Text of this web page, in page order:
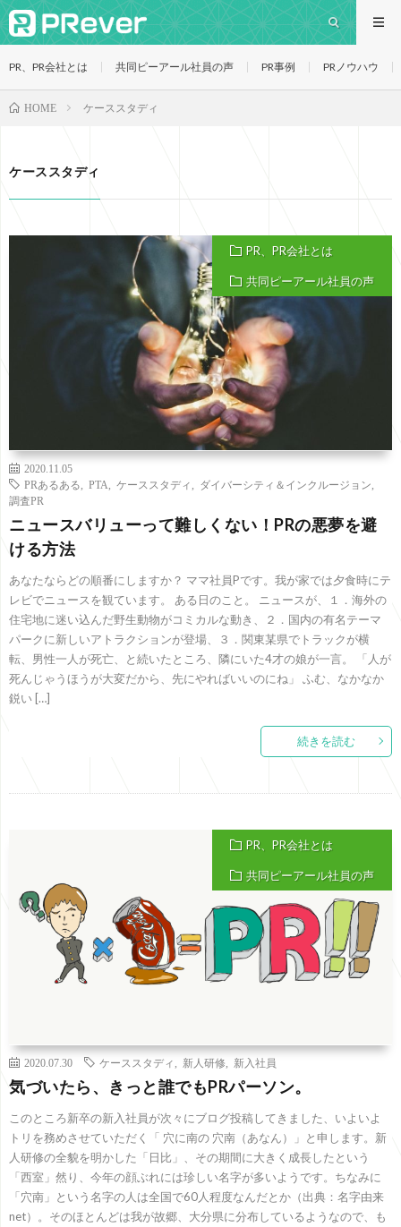
PR、PR会社とは 共同ピーアール社員の声 PR事例 PRノウハウ
HOME ケーススタディ
ケーススタディ
PR、PR会社とは
共同ピーアール社員の声
2020.11.05
PRあるある
PTA ケーススタディ ダイバーシティ＆インクルージョン
調査PR
ニュースバリューって難しくない！PRの悪夢を避
ける方法
あなたならどの順番にしますか？ ママ社員Pです。我が家では夕食時にテ
レビでニュースを観ています。 ある日のこと。 ニュースが、１．海外の
住宅地に迷い込んだ野生動物がコミカルな動き、２．国内の有名テーマ
パークに新しいアトラクションが登場、３．関東某県でトラックが横
転、男性一人が死亡、と続いたところ、隣にいた4才の娘が一言。 「人が
死んじゃうほうが大変だから、先にやればいいのにね」 ふむ、なかなか
鋭い […]
続きを読む
PR、PR会社とは
共同ピーアール社員の声
2020.07.30 ケーススタディ 新人研修 新入社員
気づいたら、きっと誰でもPRパーソン。
このところ新卒の新入社員が次々にブログ投稿してきました、いよいよ
トリを務めさせていただく「 穴に南の 穴南（あなん）」と申します。新
人研修の全貌を明かした「日比」、その期間に大きく成長したという
「西室」然り、今年の顔ぶれには珍しい名字が多いようです。ちなみに
「穴南」という名字の人は全国で60人程度なんだとか（出典：名字由来
net）。そのほとんどは我が故郷、大分県に分布しているようなので、も